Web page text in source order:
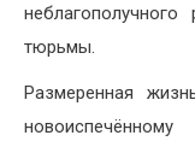
тюрьмы.
Размеренная